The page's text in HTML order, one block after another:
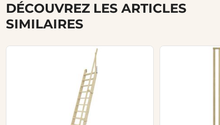
DÉCOUVREZ LES ARTICLES
SIMILAIRES